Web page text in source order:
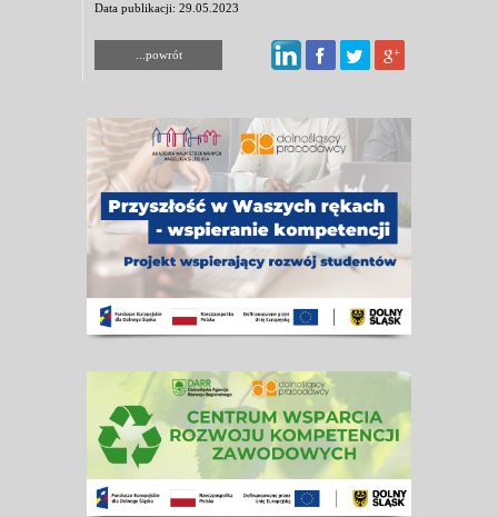
Data publikacji: 29.05.2023
...powrót